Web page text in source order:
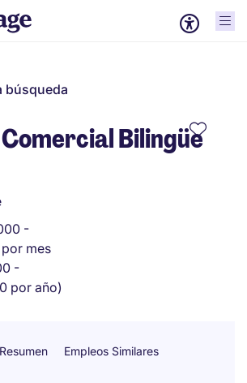
búsqueda
Bilingüe
-
mes
-
por año)
Resumen Empleos Similares